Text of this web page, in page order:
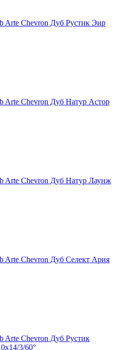
Arte Chevron Дуб Рустик Эир
Arte Chevron Дуб Натур Астор
Arte Chevron Дуб Натур Лаунж
Arte Chevron Дуб Селект Ария
Arte Chevron Дуб Рустик
3/60°